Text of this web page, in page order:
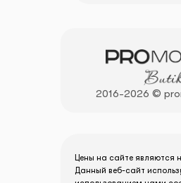
2016-2026 ©
Цены на сайте являются
Данный веб-сайт